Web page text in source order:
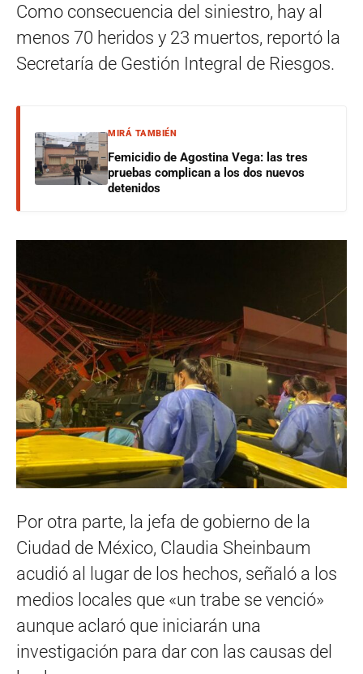
Como consecuencia del siniestro, hay al
menos 70 heridos y 23 muertos, reportó la
Secretaría de Gestión Integral de Riesgos.
MIRÁ TAMBIÉN
Femicidio de Agostina Vega: las tres
pruebas complican a los dos nuevos
detenidos
Por otra parte, la jefa de gobierno de la
Ciudad de México, Claudia Sheinbaum
acudió al lugar de los hechos, señaló a los
medios locales que «un trabe se venció»
aunque aclaró que iniciarán una
investigación para dar con las causas del